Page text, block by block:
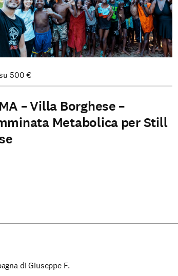
500€
– Villa Borghese –
Metabolica per Still
di Giuseppe F.